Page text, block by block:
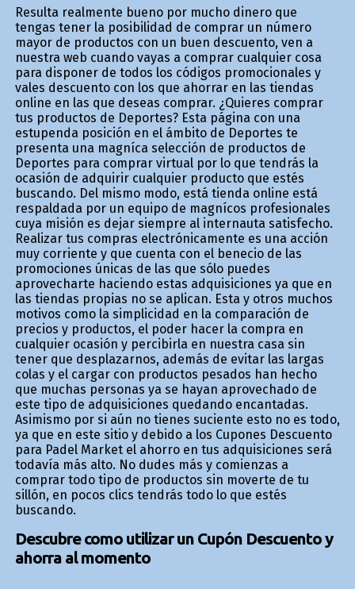
Resulta realmente bueno por mucho dinero que
tengas tener la posibilidad de comprar un número
mayor de productos con un buen descuento, ven a
nuestra web cuando vayas a comprar cualquier cosa
para disponer de todos los códigos promocionales y
vales descuento con los que ahorrar en las tiendas
online en las que deseas comprar. ¿Quieres comprar
tus productos de Deportes? Esta página con una
estupenda posición en el ámbito de Deportes te
presenta una magnífica selección de productos de
Deportes para comprar virtual por lo que tendrás la
ocasión de adquirir cualquier producto que estés
buscando. Del mismo modo, está tienda online está
respaldada por un equipo de magníficos profesionales
cuya misión es dejar siempre al internauta satisfecho.
Realizar tus compras electrónicamente es una acción
muy corriente y que cuenta con el beneficio de las
promociones únicas de las que sólo puedes
aprovecharte haciendo estas adquisiciones ya que en
las tiendas propias no se aplican. Esta y otros muchos
motivos como la simplicidad en la comparación de
precios y productos, el poder hacer la compra en
cualquier ocasión y percibirla en nuestra casa sin
tener que desplazarnos, además de evitar las largas
colas y el cargar con productos pesados han hecho
que muchas personas ya se hayan aprovechado de
este tipo de adquisiciones quedando encantadas.
Asimismo por si aún no tienes suficiente esto no es todo,
ya que en este sitio y debido a los Cupones Descuento
para Padel Market el ahorro en tus adquisiciones será
todavía más alto. No dudes más y comienzas a
comprar todo tipo de productos sin moverte de tu
sillón, en pocos clics tendrás todo lo que estés
buscando.
Descubre como utilizar un Cupón Descuento y
ahorra al momento